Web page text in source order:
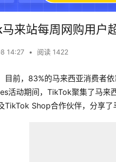
来站每周网购用户
14:27 • 阅读 1422
目前，83%的马来西亚消费者
活动期间，TikTok聚集了马来
TikTok Shop合作伙伴，分享了